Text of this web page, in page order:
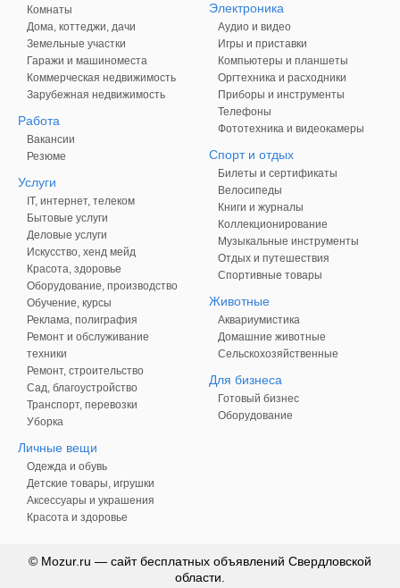
Комнаты
Дома, коттеджи, дачи
Земельные участки
Гаражи и машиноместа
Коммерческая недвижимость
Зарубежная недвижимость
Работа
Вакансии
Резюме
Услуги
IT, интернет, телеком
Бытовые услуги
Деловые услуги
Искусство, хенд мейд
Красота, здоровье
Оборудование, производство
Обучение, курсы
Реклама, полиграфия
Ремонт и обслуживание
техники
Ремонт, строительство
Сад, благоустройство
Транспорт, перевозки
Уборка
Личные вещи
Одежда и обувь
Детские товары, игрушки
Аксессуары и украшения
Красота и здоровье
Электроника
Аудио и видео
Игры и приставки
Компьютеры и планшеты
Оргтехника и расходники
Приборы и инструменты
Телефоны
Фототехника и видеокамеры
Спорт и отдых
Билеты и сертификаты
Велосипеды
Книги и журналы
Коллекционирование
Музыкальные инструменты
Отдых и путешествия
Спортивные товары
Животные
Аквариумистика
Домашние животные
Сельскохозяйственные
Для бизнеса
Готовый бизнес
Оборудование
© Mozur.ru — сайт бесплатных объявлений Свердловской
области.